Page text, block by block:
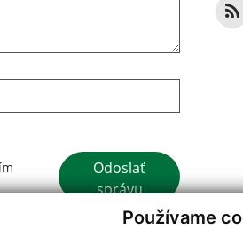
Používame
Google reCaptcha Response
Odoslať
správu